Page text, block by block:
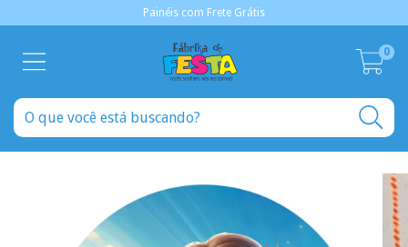
Painéis com Frete Grátis
0